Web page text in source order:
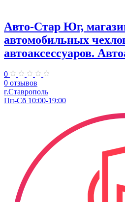
Авто-Стар Юг,
автомобильных
автоаксессуаров.
0
0 отзывов
г.Ставрополь
Пн-Сб 10:00-19:00